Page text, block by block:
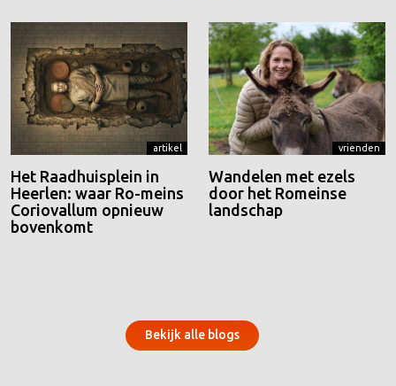
artikel
Het Raadhuisplein in
Heerlen: waar Ro-meins
Coriovallum opnieuw
bovenkomt
vrienden
Wandelen met ezels
door het Romeinse
landschap
Bekijk alle blogs